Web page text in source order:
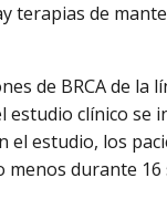
terapias de
de BRCA de la
estudio clínico
el estudio, los
durante